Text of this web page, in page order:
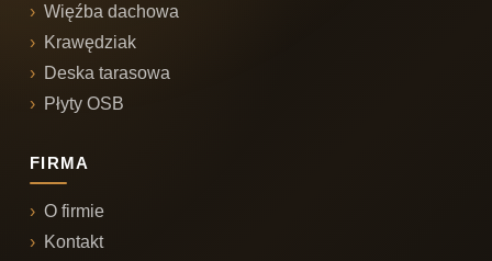
Więźba dachowa
Krawędziak
Deska tarasowa
Płyty OSB
FIRMA
O firmie
Kontakt